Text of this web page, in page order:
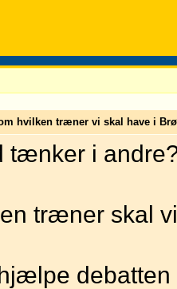
hvilken træner vi skal have i
tænker i
træner skal
debatten